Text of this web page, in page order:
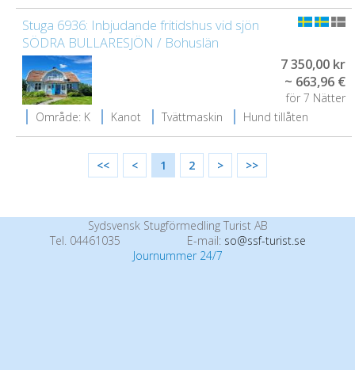
Stuga 6936: Inbjudande fritidshus vid sjön
SÖDRA BULLARESJÖN / Bohuslän
7 350,00 kr
~ 663,96 €
för 7 Nätter
Område: K
Kanot Tvättmaskin Hund tillåten
<< < 1 2 > >>
Sydsvensk Stugförmedling Turist AB
Tel. 04461035
E-mail: so@ssf-turist.se
Journummer 24/7